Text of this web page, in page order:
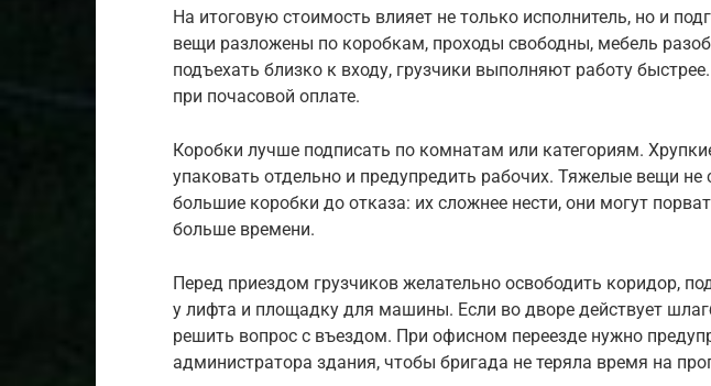
На итоговую стоимость влияет не только исполнитель, но и
вещи разложены по коробкам, проходы свободны, мебель
подъехать близко к входу, грузчики выполняют работу
при почасовой оплате.
Коробки лучше подписать по комнатам или категориям.
упаковать отдельно и предупредить рабочих. Тяжелые вещи не
большие коробки до отказа: их сложнее нести, они могут
больше времени.
Перед приездом грузчиков желательно освободить коридор,
у лифта и площадку для машины. Если во дворе действует
решить вопрос с въездом. При офисном переезде нужно
администратора здания, чтобы бригада не теряла время на